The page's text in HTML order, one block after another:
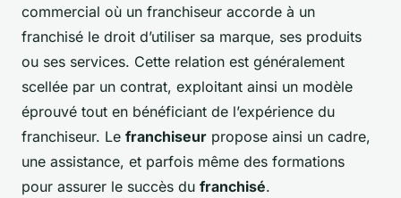
commercial où un franchiseur accorde à un
franchisé le droit d’utiliser sa marque, ses produits
ou ses services. Cette relation est généralement
scellée par un contrat, exploitant ainsi un modèle
éprouvé tout en bénéficiant de l’expérience du
franchiseur. Le franchiseur propose ainsi un cadre,
une assistance, et parfois même des formations
pour assurer le succès du franchisé.